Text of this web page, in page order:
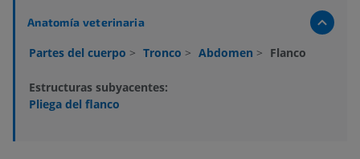
Anatomía veterinaria
Partes del cuerpo > Tronco > Abdomen > Flanco
Estructuras subyacentes:
Pliega del flanco